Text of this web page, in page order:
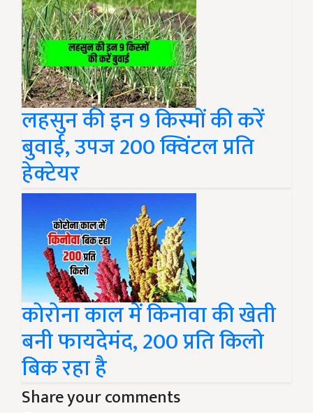
लहसुन की इन 9 किस्मों की करें
बुवाई, उपज 200 क्विंटल प्रति
हेक्टेयर
कोरोना काल में किनोवा की खेती
बनी फायदेमंद, 200 प्रति किलो
बिक रहा है
Share your comments